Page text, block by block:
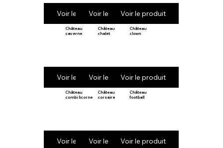
Voir le produitVoir le produitVoir le produit
Château
caverne
Voir le produit
Château
chalet
Voir le produit
Château
clown
Voir le produit
Château
combi licorne
Voir le produit
Château
corsaire
Voir le produit
Château
football
Voir le produit